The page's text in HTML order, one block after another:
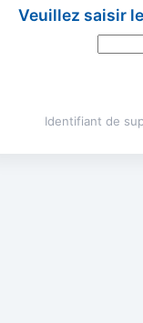
Veuillez saisir
Identifiant de